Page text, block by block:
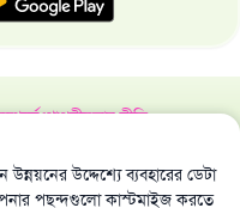
গোপনীয়তার নীতি
কর্তৃক সংরক্ষিত 1997-2025 ©
উদ্দেশ্যে ব্যবহারের ডেটা
পছন্দগুলো কাস্টমাইজ করতে